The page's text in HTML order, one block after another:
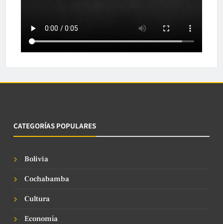
CATEGORÍAS POPULARES
Bolivia
Cochabamba
Cultura
Economía